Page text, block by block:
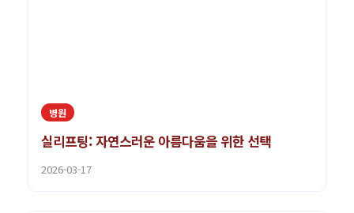
병원
실리프팅: 자연스러운 아름다움을 위한 선택
2026-03-17